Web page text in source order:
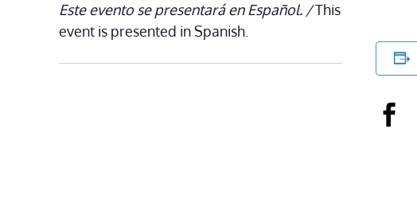
Este evento se presentará en Español. /This
event is presented in Spanish.